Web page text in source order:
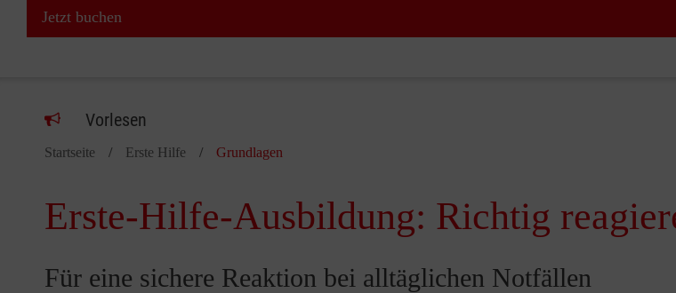
Jetzt buchen
Vorlesen
Startseite Erste Hilfe Grundlagen
Erste-Hilfe-Ausbildung: Richtig
Für eine sichere Reaktion bei alltäglichen Notfällen